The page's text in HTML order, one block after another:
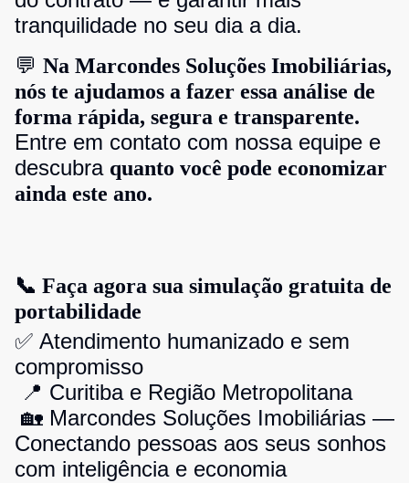
tranquilidade no seu dia a dia.
💬 Na Marcondes Soluções Imobiliárias,
nós te ajudamos a fazer essa análise de
forma rápida, segura e transparente.
Entre em contato com nossa equipe e
descubra quanto você pode economizar
ainda este ano.
📞 Faça agora sua simulação gratuita de
portabilidade
✅ Atendimento humanizado e sem
compromisso
📍 Curitiba e Região Metropolitana
🏡 Marcondes Soluções Imobiliárias —
Conectando pessoas aos seus sonhos
com inteligência e economia